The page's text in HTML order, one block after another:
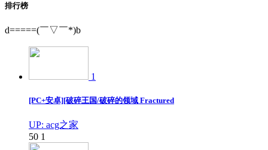
排行榜
d=====(￣▽￣*)b
1
[PC+安卓][破碎王国/破碎的领域 Fractured
UP: acg之家
50 1